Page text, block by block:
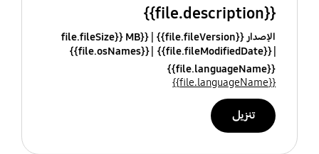
{{file.description}}
الإصدار {{file.fileVersion}}
{{file.fileSize}} MB
{{file.fileModifiedDate}}
{{file.osNames}}
{{file.languageName}}
{{file.languageName}}
تنزيل